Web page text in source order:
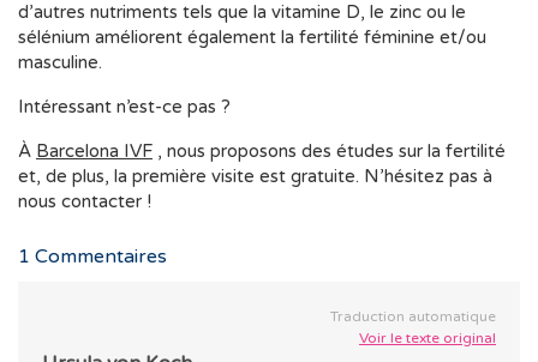
d’autres nutriments tels que la vitamine D, le zinc ou le
sélénium améliorent également la fertilité féminine et/ou
masculine.
Intéressant n’est-ce pas ?
À Barcelona IVF , nous proposons des études sur la fertilité
et, de plus, la première visite est gratuite. N’hésitez pas à
nous contacter !
1 Commentaires
Traduction automatique
Voir le texte original